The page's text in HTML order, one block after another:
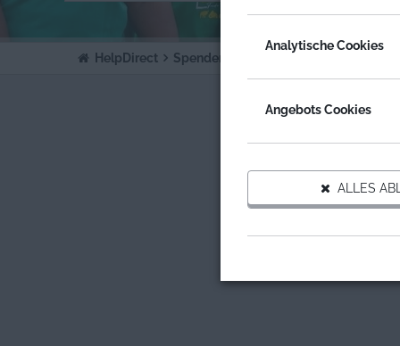
HelpDirect Spenden an Organisationen
Analytische Cookies
Angebots Cookies
ALLES